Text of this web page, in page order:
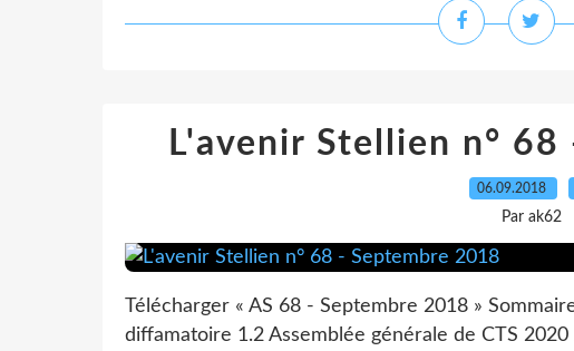
L'avenir Stellien n°
06.09.2018
Par ak62
Télécharger « AS 68 - Septembre 2018 »
diffamatoire 1.2 Assemblée générale de CTS